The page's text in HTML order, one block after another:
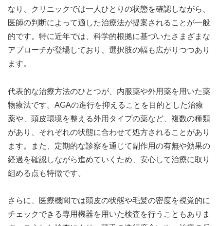
なり、クリニックでは一人ひとりの状態を確認しながら、
医師の判断によって適した治療法が提案されることが一般
的です。特に近年では、科学的根拠に基づいたさまざまな
アプローチが登場しており、選択肢の幅も広がりつつあり
ます。
代表的な治療方法のひとつが、内服薬や外用薬を用いた薬
物療法です。AGAの進行を抑えることを目的とした治療
薬や、頭皮環境を整える外用タイプの薬など、複数の種類
があり、それぞれの状態に合わせて処方されることがあり
ます。また、定期的な診察を通じて副作用の有無や効果の
経過を確認しながら進めていくため、安心して治療に取り
組める点も特徴です。
さらに、医療機関では頭皮の状態や毛髪の密度を視覚的に
チェックできる専用機器を用いた検査を行うこともありま